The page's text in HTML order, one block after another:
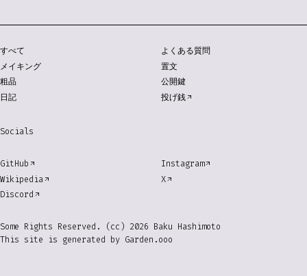
すべて
メイキング
粗品
日記
よくある質問
置文
公開鍵
投げ銭
Socials
GitHub
Wikipedia
Discord
Instagram
X
Some Rights Reserved. (cc) 2026 Baku Hashimoto
This site is generated by Garden.ooo